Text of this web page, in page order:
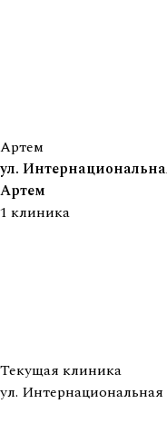
Артем
ул.
Артем
1 клиника
Текущая клиника
ул. Интернациональная